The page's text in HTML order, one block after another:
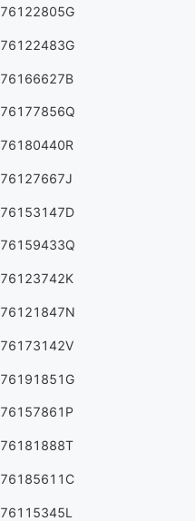
76122805G
76122483G
76166627B
76177856Q
76180440R
76127667J
76153147D
76159433Q
76123742K
76121847N
76173142V
76191851G
76157861P
76181888T
76185611C
76115345L